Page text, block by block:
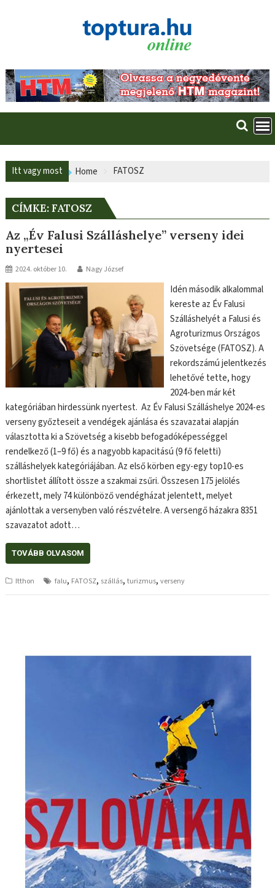
Itt vagy most Home FATOSZ
CÍMKE:FATOSZ
Az „Év Falusi Szálláshelye” verseny idei
nyertesei
2024. október 10. Nagy József
Idén második alkalommal
kereste az Év Falusi
Szálláshelyét a Falusi és
Agroturizmus Országos
Szövetsége (FATOSZ). A
rekordszámú jelentkezés
lehetővé tette, hogy
2024-ben már két
kategóriában hirdessünk nyertest. Az Év Falusi Szálláshelye 2024-es
verseny győzteseit a vendégek ajánlása és szavazatai alapján
választotta ki a Szövetség a kisebb befogadóképességgel
rendelkező (1–9 fő) és a nagyobb kapacitású (9 fő feletti)
szálláshelyek kategóriájában. Az első körben egy-egy top10-es
shortlistet állított össze a szakmai zsűri. Összesen 175 jelölés
érkezett, mely 74 különböző vendégházat jelentett, melyet
ajánlottak a versenyben való részvételre. A versengő házakra 8351
szavazatot adott…
TOVÁBB OLVASOM
Itthon falu, FATOSZ, szállás,turizmus,verseny